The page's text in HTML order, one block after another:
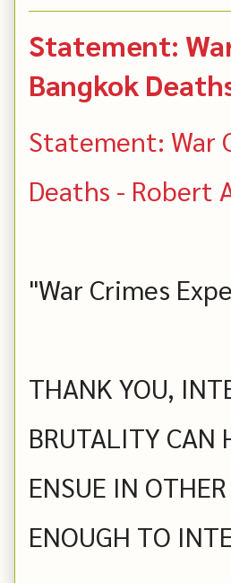
Statement:
Bangkok
Statement: War
Deaths - Robert
"War Crimes
THANK YOU,
BRUTALITY CAN
ENSUE IN
ENOUGH TO